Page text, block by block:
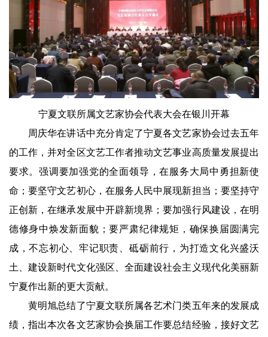
宁夏文联所属文艺家协会代表大会在银川开幕
周庆华在讲话中充分肯定了宁夏各文艺家协会过去五年
的工作，并对全区文艺工作者推动文艺事业高质量发展提出
要求。强调要加强党的全面领导，在服务大局中勇担新使
命；要坚守文艺初心，在服务人民中展现新担当；要坚持守
正创新，在继承发展中开辟新境界；要加强行风建设，在明
德修身中焕发新面貌；要严肃纪律规矩，确保换届圆满完
成，不忘初心、牢记职责、砥砺前行，为打造文化兴盛沃
土、建设新时代文化强区、全面建设社会主义现代化美丽新
宁夏作出新的更大贡献。
黄明旭总结了宁夏文联所属各艺术门类五年来的发展成
绩，指出本次各文艺家协会换届工作要总结经验，接好文艺